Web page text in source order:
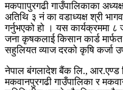
मकपाापुरगढी गाउँपालिकाका
अतिथि ३ नं का वडाध्यक्ष श्री
गर्नुभएको हो । यस कार्यक्रममा
जना कृषकलाई किसान कार्ड
सहुलियत व्याज दरको कृषि कर्जा
नेपाल बंगलादेश बैंक लि., आर.एण्ड
मकवानपुरगढी गाउँपालिका र